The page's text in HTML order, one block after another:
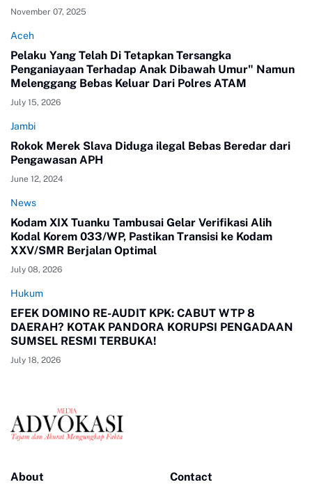
November 07, 2025
Aceh
Pelaku Yang Telah Di Tetapkan Tersangka
Penganiayaan Terhadap Anak Dibawah Umur" Namun
Melenggang Bebas Keluar Dari Polres ATAM
July 15, 2026
Jambi
Rokok Merek Slava Diduga ilegal Bebas Beredar dari
Pengawasan APH
June 12, 2024
News
Kodam XIX Tuanku Tambusai Gelar Verifikasi Alih
Kodal Korem 033/WP, Pastikan Transisi ke Kodam
XXV/SMR Berjalan Optimal
July 08, 2026
Hukum
EFEK DOMINO RE-AUDIT KPK: CABUT WTP 8
DAERAH? KOTAK PANDORA KORUPSI PENGADAAN
SUMSEL RESMI TERBUKA!
July 18, 2026
About Contact